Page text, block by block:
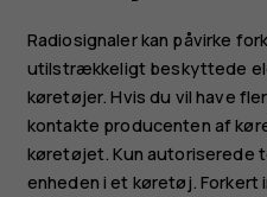
G11
Radiosignaler kan påvirke
utilstrækkeligt beskyttede
køretøjer. Hvis du vil have
kontakte producenten af
køretøjet. Kun autoriserede
enheden i et køretøj. Forkert